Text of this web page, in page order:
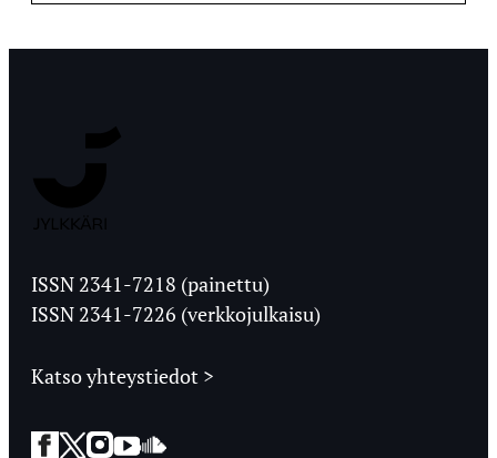
Ylioppilaslehti
ISSN 2341-7218 (painettu)
ISSN 2341-7226 (verkkojulkaisu)
Katso yhteystiedot >
Facebook
Twitter
Instagram
YouTube
SoundCloud